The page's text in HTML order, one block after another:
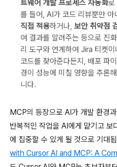
트웨어 개발 프로세스 자동화로
를 들어, AI가 코드 리뷰뿐만 아
직접 적용하거나, 보안 취약점
여 결과를 알려주는 등으로 진
리 도구와 연계하여 Jira 티켓
코드를 찾아준다든지, 배포 파
경이 성능에 미칠 영향을 추론
니다.
MCP의 등장으로 AI가 개발 환경
반복적인 작업을 AI에게 맡기고 보
에 집중할 수 있게 될 것으로 기대
with Cursor AI and MCP: A